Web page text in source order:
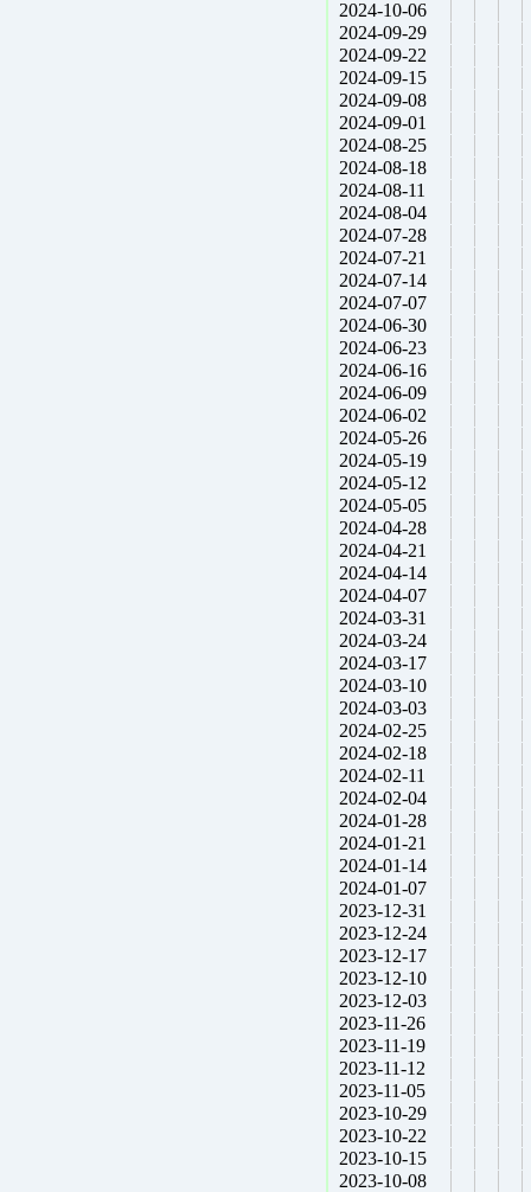
2024-10-06
2024-09-29
2024-09-22
2024-09-15
2024-09-08
2024-09-01
2024-08-25
2024-08-18
2024-08-11
2024-08-04
2024-07-28
2024-07-21
2024-07-14
2024-07-07
2024-06-30
2024-06-23
2024-06-16
2024-06-09
2024-06-02
2024-05-26
2024-05-19
2024-05-12
2024-05-05
2024-04-28
2024-04-21
2024-04-14
2024-04-07
2024-03-31
2024-03-24
2024-03-17
2024-03-10
2024-03-03
2024-02-25
2024-02-18
2024-02-11
2024-02-04
2024-01-28
2024-01-21
2024-01-14
2024-01-07
2023-12-31
2023-12-24
2023-12-17
2023-12-10
2023-12-03
2023-11-26
2023-11-19
2023-11-12
2023-11-05
2023-10-29
2023-10-22
2023-10-15
2023-10-08